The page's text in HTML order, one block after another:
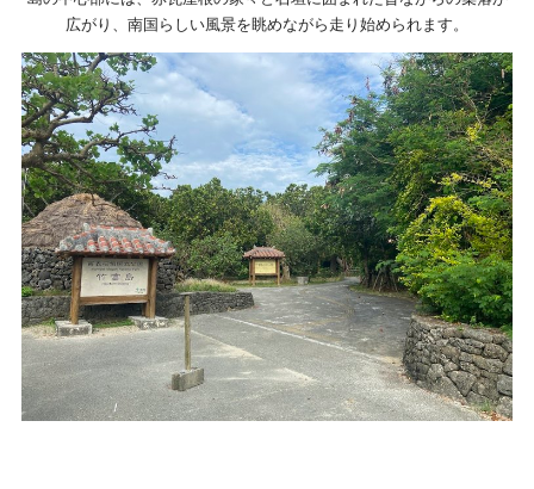
広がり、南国らしい風景を眺めながら走り始められます。